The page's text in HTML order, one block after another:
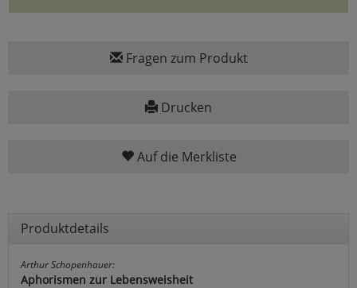
Fragen zum Produkt
Drucken
Auf die Merkliste
Produktdetails
Arthur Schopenhauer:
Aphorismen zur Lebensweisheit
zu Haupptseite